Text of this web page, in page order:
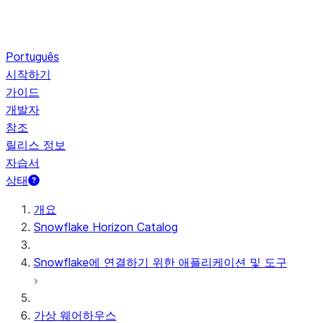
Português
시작하기
가이드
개발자
참조
릴리스 정보
자습서
상태
개요
Snowflake Horizon Catalog
Snowflake에 연결하기 위한 애플리케이션 및 도구
가상 웨어하우스